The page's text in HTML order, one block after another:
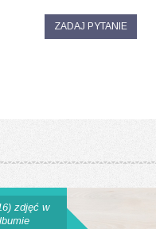
ZADAJ PYTANIE
zdjęć w